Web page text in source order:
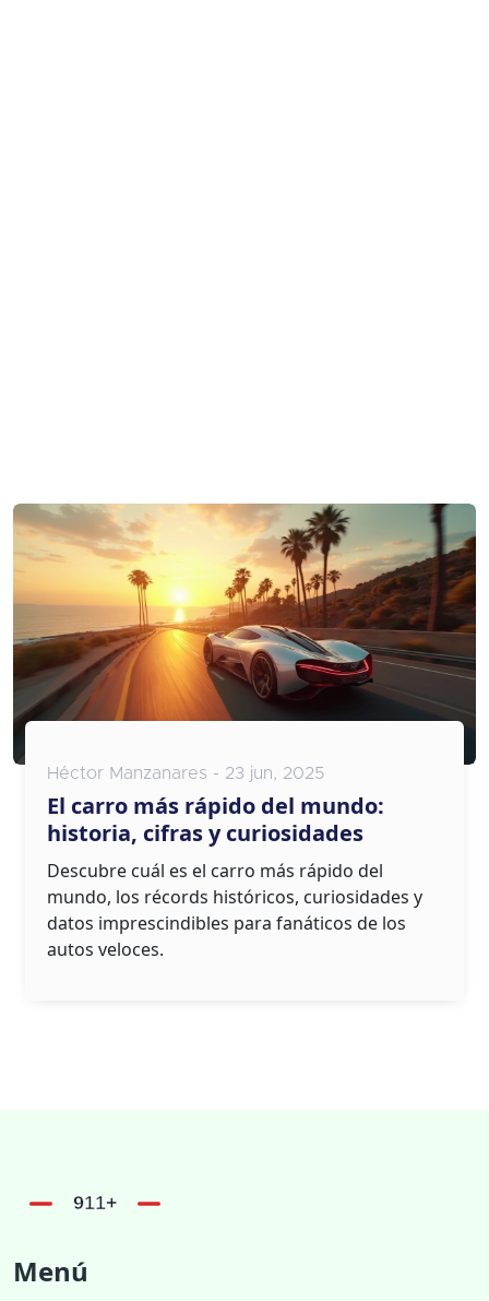
Héctor Manzanares - 23 jun, 2025
El carro más rápido del mundo:
historia, cifras y curiosidades
Descubre cuál es el carro más rápido del
mundo, los récords históricos, curiosidades y
datos imprescindibles para fanáticos de los
autos veloces.
Menú